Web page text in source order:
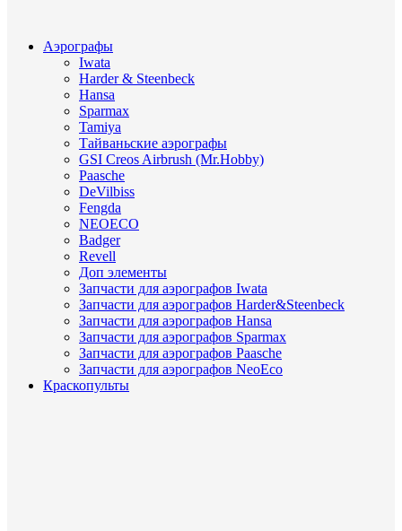
Аэрографы
Iwata
Harder & Steenbeck
Hansa
Sparmax
Tamiya
Тайваньские аэрографы
GSI Creos Airbrush (Mr.Hobby)
Paasche
DeVilbiss
Fengda
NEOECO
Badger
Revell
Доп элементы
Запчасти для аэрографов Iwata
Запчасти для аэрографов Harder&Steenbeck
Запчасти для аэрографов Hansa
Запчасти для аэрографов Sparmax
Запчасти для аэрографов Paasche
Запчасти для аэрографов NeoEco
Краскопульты